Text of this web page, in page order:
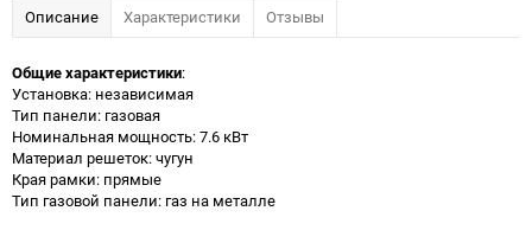
Описание Характеристики Отзывы
Общие характеристики:
Установка: независимая
Тип панели: газовая
Номинальная мощность: 7.6 кВт
Материал решеток: чугун
Края рамки: прямые
Тип газовой панели: газ на металле